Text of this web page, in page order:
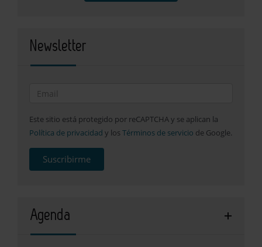
Newsletter
Este sitio está protegido por reCAPTCHA y se aplican la
Política de privacidad y los Términos de servicio de Google.
Suscribirme
Agenda